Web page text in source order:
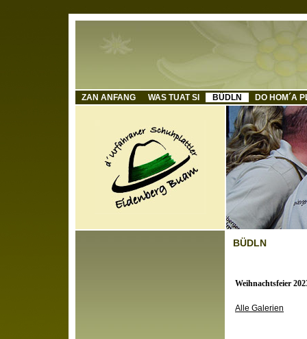
ZAN ANFANG WAS TUAT SI BÜDLN DO HOM´A
BÜDLN
Weihnachtsfeier
Alle Galerien